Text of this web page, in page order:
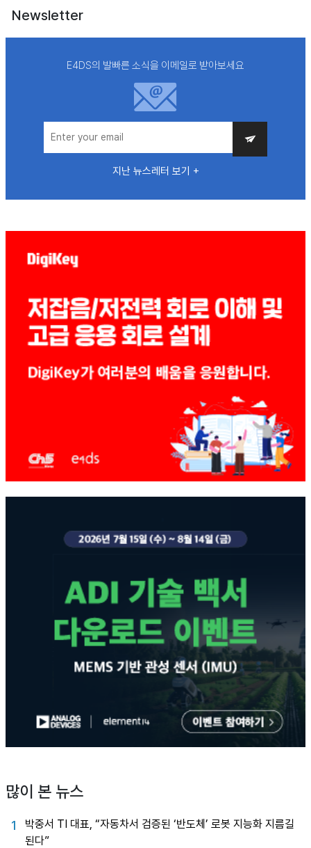
Newsletter
E4DS의 발빠른 소식을 이메일로 받아보세요
지난 뉴스레터 보기 +
많이 본 뉴스
1
박중서 TI 대표, “자동차서 검증된 ‘반도체’ 로봇 지능화 지름길
된다”